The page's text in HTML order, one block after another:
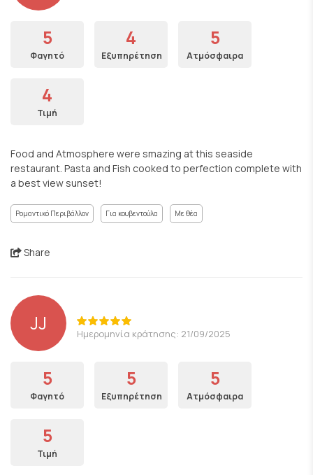
5
Φαγητό
4
Εξυπηρέτηση
5
Ατμόσφαιρα
4
Τιμή
Food and Atmosphere were smazing at this seaside
restaurant. Pasta and Fish cooked to perfection complete with
a best view sunset!
Ρομαντικό Περιβάλλον Για κουβεντούλα Με θέα
Share
JJ Ημερομηνία κράτησης: 21/09/2025
5
Φαγητό
5
Εξυπηρέτηση
5
Ατμόσφαιρα
5
Τιμή